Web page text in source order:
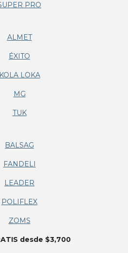
PRO
ALMET
ÉXITO
KOLA LOKA
MG
TUK
BALSAG
FANDELI
LEADER
POLIFLEX
ZOMS
desde $3,700